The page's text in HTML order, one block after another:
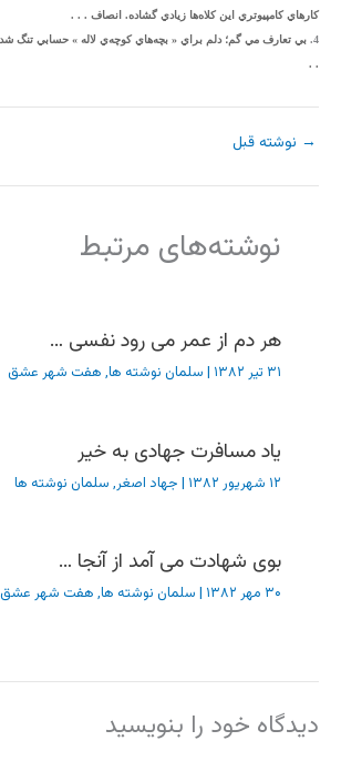
كارهاي كامپيوتري اين كلاه‌ها زيادي گشاده. انصاف . . .
4. بي تعارف مي گم؛ دلم براي « بچه‌هاي كوچه‌ي لاله » حسابي تنگ
. .
→ نوشته قبل
نوشته‌های مرتبط
هر دم از عمر می رود نفسی …
۳۱ تیر ۱۳۸۲ | سلمان نوشته ها, هفت شهر عشق
یاد مسافرت جهادی به خیر
۱۲ شهریور ۱۳۸۲ | جهاد اصغر, سلمان نوشته ها
بوی شهادت می آمد از آنجا …
۳۰ مهر ۱۳۸۲ | سلمان نوشته ها, هفت شهر عشق
دیدگاه‌ خود را بنویسید